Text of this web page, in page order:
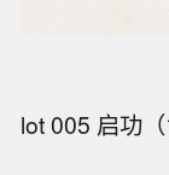
lot 005 启功